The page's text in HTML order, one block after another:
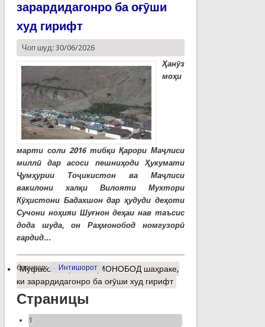
зарардидагонро ба оғӯши
худ гирифт
Чоп шуд: 30/06/2026
Ҳанӯз
моҳи
марти соли 2016 тибқи Қарори Маҷлиси
миллӣ дар асоси пешниҳоди Ҳукумати
Ҷумҳурии Тоҷикистон ва Маҷлиси
вакилони халқи Вилояти Мухтори
Кӯҳистони Бадахшон дар ҳудуди деҳоти
Сучони ноҳияи Шуғнон деҳаи нав таъсис
дода шуда, он Раҳмонобод номгузорӣ
гардид...
барчасп: Интишорот
Муфассалтаро РАҲМОНОБОД шаҳраке,
ки зарардидагонро ба оғӯши худ гирифт
Страницы
1